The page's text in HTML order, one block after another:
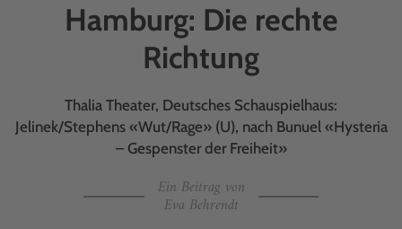
Hamburg: Die rechte
Richtung
Thalia Theater, Deutsches Schauspielhaus:
Jelinek/Stephens «Wut/Rage» (U), nach Bunuel «Hysteria
– Gespenster der Freiheit»
Ein Beitrag von
Eva Behrendt